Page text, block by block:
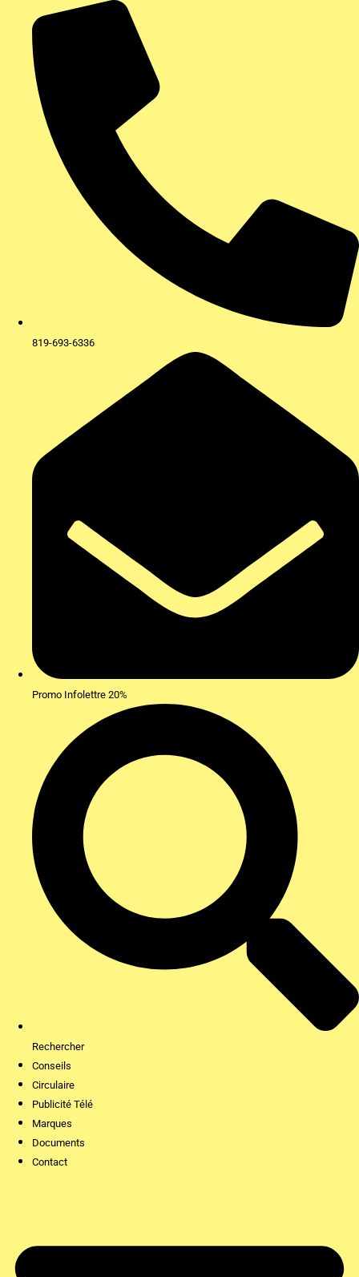
contenu
819-693-6336
Promo Infolettre 20%
Rechercher
Conseils
Circulaire
Publicité Télé
Marques
Documents
Contact